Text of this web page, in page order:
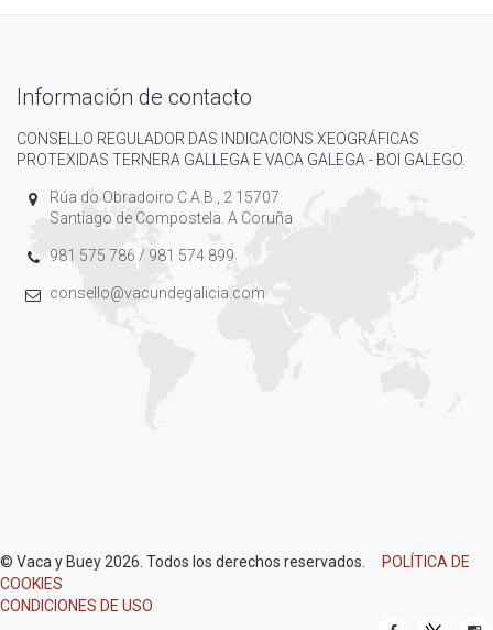
Información de contacto
CONSELLO REGULADOR DAS INDICACIONS XEOGRÁFICAS
PROTEXIDAS TERNERA GALLEGA E VACA GALEGA - BOI GALEGO.
Rúa do Obradoiro C.A.B., 2 15707
Santiago de Compostela. A Coruña
981 575 786 / 981 574 899
consello@vacundegalicia.com
© Vaca y Buey 2026. Todos los derechos reservados.
POLÍTICA DE
COOKIES
CONDICIONES DE USO